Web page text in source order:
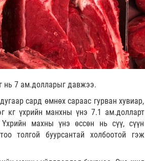
нь 7 ам.долларыг давжээ.
сард өмнөх сараас гурван хувиар,
кг үхрийн манхны үнэ 7.1 ам.долларт
махны үнэ өссөн нь сүү, сүүн
толгой буурсантай холбоотой гэж